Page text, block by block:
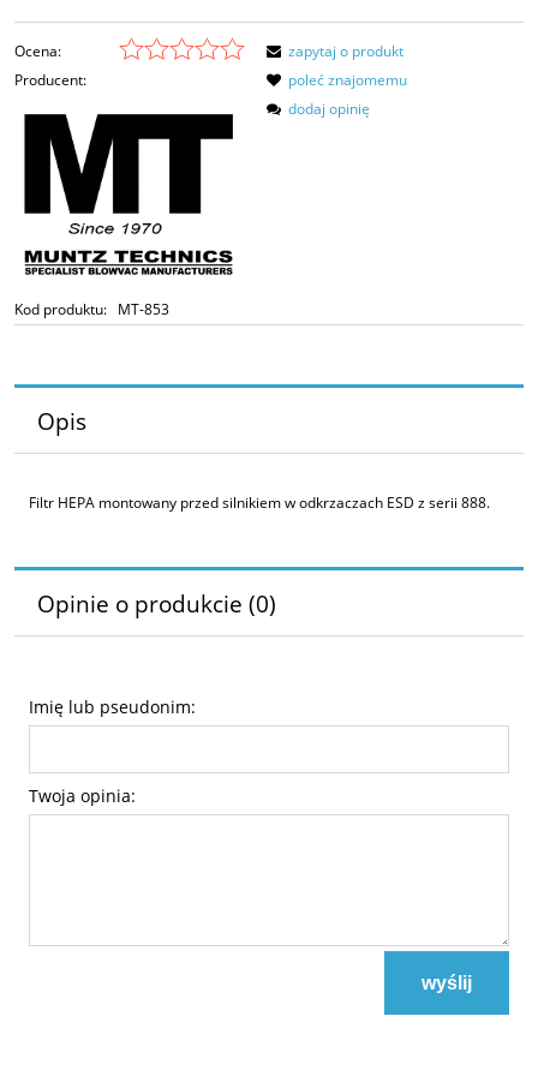
Ocena:
Producent:
Kod produktu: MT-853
zapytaj o produkt
poleć znajomemu
dodaj opinię
Opis
Filtr HEPA montowany przed silnikiem w odkrzaczach ESD z serii 888.
Opinie o produkcie (0)
Imię lub pseudonim:
Twoja opinia:
wyślij